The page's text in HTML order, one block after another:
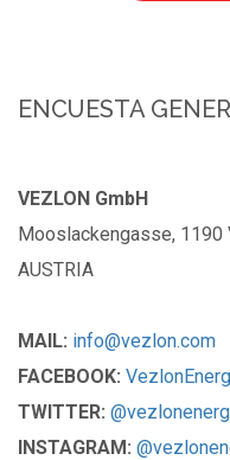
ENCUESTA
VEZLON GmbH
Mooslackengasse, 1190
AUSTRIA
MAIL: info@vezlon.com
FACEBOOK:
TWITTER:
INSTAGRAM: